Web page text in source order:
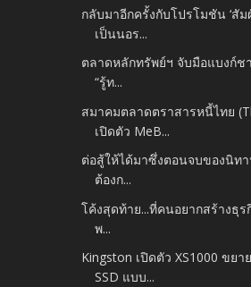
กลับมาอีกครั้งกับโปรโมชัน ‘สั
เป็นนอร...
ตลาดหลักทรัพย์ฯ จับมือแบงก์ช
“รู้ท...
สมาคมตลาดตราสารหนี้ไทย
เปิดตัว MeB...
ต่อสู้ให้ได้มาซึ่งตอนจบของนิ
ต้องก...
โค้งสุดท้าย...ที่คนอยากสร้างธุร
พ...
Kingston เปิดตัว XS1000 ขย
SSD แบบ...